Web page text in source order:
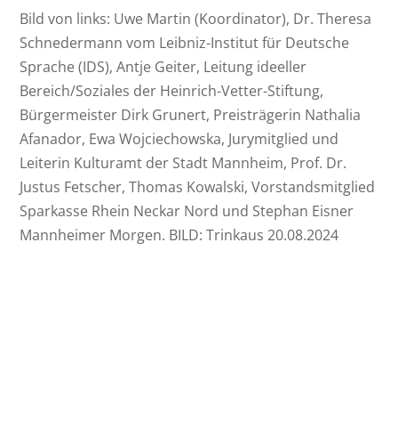
Bild von links: Uwe Martin (Koordinator), Dr. Theresa
Schnedermann vom Leibniz-Institut für Deutsche
Sprache (IDS), Antje Geiter, Leitung ideeller
Bereich/Soziales der Heinrich-Vetter-Stiftung,
Bürgermeister Dirk Grunert, Preisträgerin Nathalia
Afanador, Ewa Wojciechowska, Jurymitglied und
Leiterin Kulturamt der Stadt Mannheim, Prof. Dr.
Justus Fetscher, Thomas Kowalski, Vorstandsmitglied
Sparkasse Rhein Neckar Nord und Stephan Eisner
Mannheimer Morgen. BILD: Trinkaus 20.08.2024